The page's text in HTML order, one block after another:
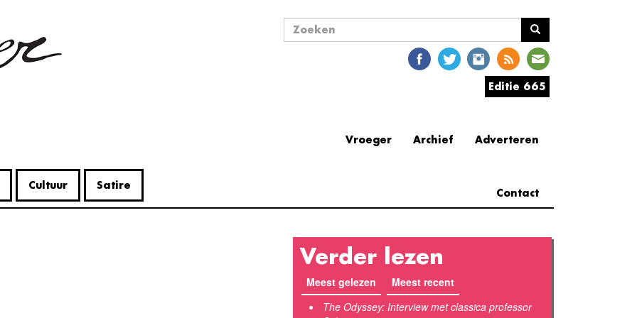
Cultuur Satire
Zoekveld
Editie 665
Adverteren
Archief
Vroeger
Contact
Verder lezen
Meest gelezen Meest recent
The Odyssey: Interview met classica professor